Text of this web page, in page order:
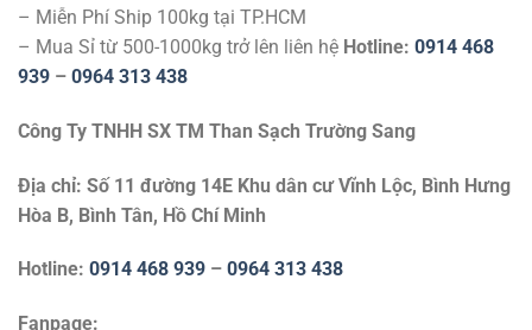
– Miễn Phí Ship 100kg tại TP.HCM
– Mua Sỉ từ 500-1000kg trở lên liên hệ Hotline: 0914 468
939 – 0964 313 438
Công Ty TNHH SX TM Than Sạch Trường Sang
Địa chỉ: Số 11 đường 14E Khu dân cư Vĩnh Lộc, Bình Hưng
Hòa B, Bình Tân, Hồ Chí Minh
Hotline: 0914 468 939 – 0964 313 438
Fanpage: